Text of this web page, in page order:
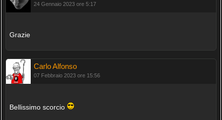
24 Gennaio 2023 ore 5:17
Grazie
Carlo Alfonso
07 Febbraio 2023 ore 15:56
Bellissimo scorcio